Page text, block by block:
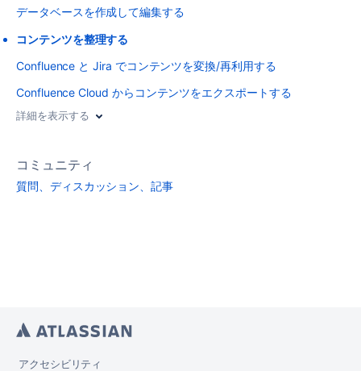
データベースを作成して編集する
コンテンツを整理する
Confluence と Jira でコンテンツを変換/再利用する
Confluence Cloud からコンテンツをエクスポートする
詳細を表示する
コミュニティ
質問、ディスカッション、記事
アクセシビリティ